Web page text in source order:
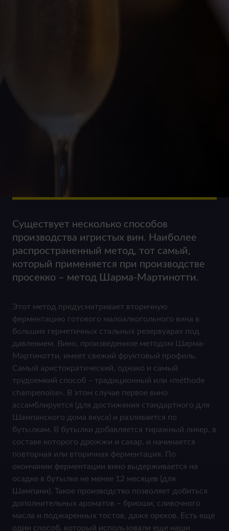
Существует несколько способов
производства игристых вин. Наиболее
распространенный метод, тот самый,
который применяется при производстве
просекко – метод Шарма-Мартинотти.
Этот метод предусматривает вторичную
ферментацию готового малоалкогольного вина в
больших герметичных стальных резервуарах под
давлением. Вино, произведенное методом Шарма-
Мартинотти, имеет свежий фруктовый профиль.
Самый аристократический, однако и самый
трудоемкий способ – традиционный или «méthode
champenoise». В этом случае первое вино
ассамблируется (для достижения стандартного для
Шампанского дома вкуса) и разливается по
бутылкам. В бутылки добавляется тиражный ликер, в
составе которого дрожжи и сахар, и начинается
повторная или вторичная ферментация. По
окончании ферментации вино выдерживается на
осадке в бутылке не менее 12 месяцев (для
Шампани). Такое производство позволяет добиться
дополнительных ароматов – бриоши, сливочного
масла и поджаренных тостов, даже орехов. Есть еще
один способ, который использовали еще наши